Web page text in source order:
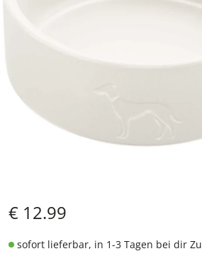
€ 12.99
sofort lieferbar, in 1-3 Tagen bei dir